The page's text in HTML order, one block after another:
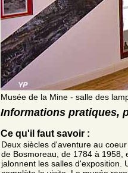
Musée de la Mine - salle des
Informations pratiques,
Ce qu'il faut savoir :
Deux siècles d'aventure au
de Bosmoreau, de 1784 à 1958,
jalonnent les salles d'exposition.